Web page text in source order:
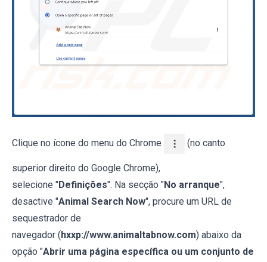
Clique no ícone do menu do Chrome (no canto
superior direito do Google Chrome),
selecione "Definições". Na secção "No arranque",
desactive "Animal Search Now", procure um URL de
sequestrador de
navegador (hxxp://www.animaltabnow.com) abaixo da
opção "Abrir uma página específica ou um conjunto de